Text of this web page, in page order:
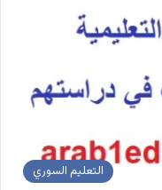
التعليم السوري